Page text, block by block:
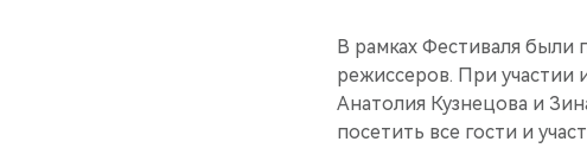
В рамках Фестиваля
режиссеров. При участии
Анатолия Кузнецова и
посетить все гости и